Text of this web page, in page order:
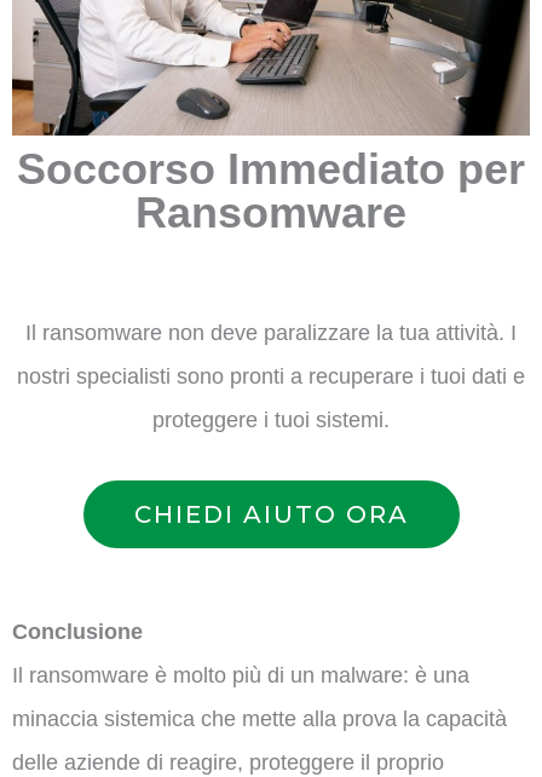
Soccorso Immediato per
Ransomware
Il ransomware non deve paralizzare la tua attività. I
nostri specialisti sono pronti a recuperare i tuoi dati e
proteggere i tuoi sistemi.
CHIEDI AIUTO ORA
Conclusione
Il ransomware è molto più di un malware: è una
minaccia sistemica che mette alla prova la capacità
delle aziende di reagire, proteggere il proprio